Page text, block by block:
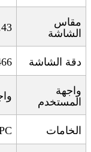
مقاس
الشاشة
دقة الشاشة × 466
واجهة
المستخدم
الخامات